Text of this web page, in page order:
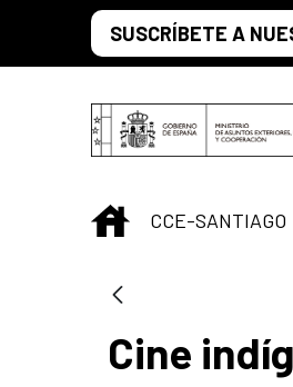
Saltar al contenido principal
SUSCRÍBETE A
INICIO
CCE-SANTIAGO
Cine